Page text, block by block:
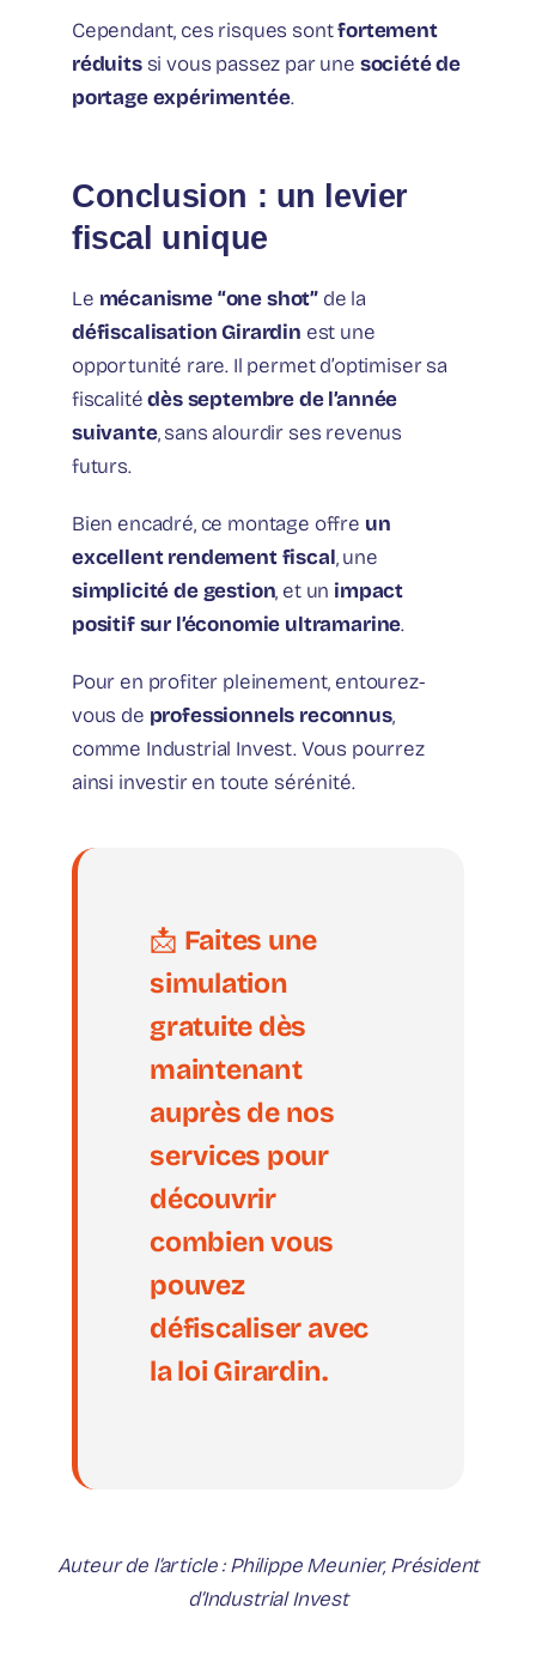
Cependant, ces risques sontfortement
réduitssi vous passez par une société de
portage expérimentée.
Conclusion : un levier
fiscal unique
Le mécanisme “one shot” de la
défiscalisation Girardin est une
opportunité rare. Il permet d’optimiser sa
fiscalitédès septembre de l’année
suivante, sans alourdir ses revenus
futurs.
Bien encadré, ce montage offre un
excellent rendement fiscal, une
simplicité de gestion, et un impact
positif sur l’économie ultramarine.
Pour en profiter pleinement, entourez-
vous de professionnels reconnus,
comme Industrial Invest. Vous pourrez
ainsi investir en toute sérénité.
📩 Faites une
simulation
gratuite dès
maintenant
auprès de nos
services pour
découvrir
combien vous
pouvez
défiscaliser avec
la loi Girardin.
Auteur de l’article : Philippe Meunier, Président
d’Industrial Invest